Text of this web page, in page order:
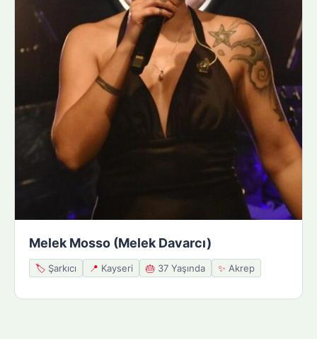
Melek Mosso (Melek Davarcı)
🏷️ Şarkıcı 📍 Kayseri 🎂 37 Yaşında ✨ Akrep